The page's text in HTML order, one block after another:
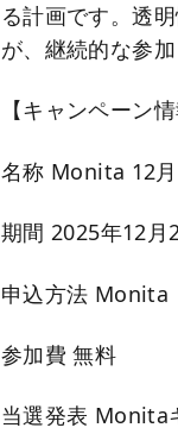
る計画です。透
が、継続的な参
【キャンペーン情
名称 Monita 12
期間 2025年12月
申込方法 Monita
参加費 無料
当選発表 Monita